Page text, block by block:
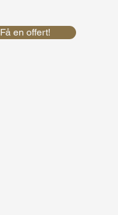
Få en offert!